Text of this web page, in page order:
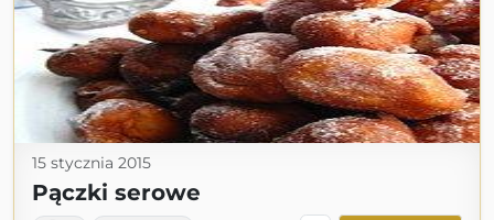
15 stycznia 2015
Pączki serowe